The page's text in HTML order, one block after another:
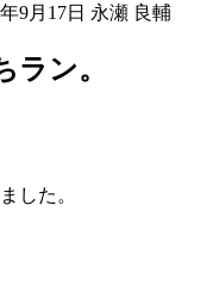
9月17日 永瀬 良輔
ラン。
した。